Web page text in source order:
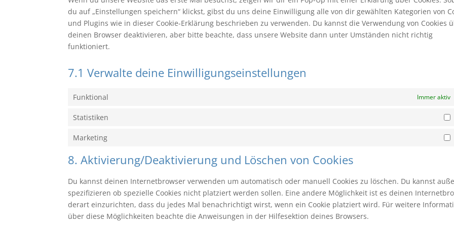
du auf „Einstellungen speichern“ klickst, gibst du uns deine Einwilligung alle von dir gewählten Kategorien von
und Plugins wie in dieser Cookie-Erklärung beschrieben zu verwenden. Du kannst die Verwendung von Cookies
deinen Browser deaktivieren, aber bitte beachte, dass unsere Website dann unter Umständen nicht richtig
funktioniert.
7.1 Verwalte deine Einwilligungseinstellungen
Funktional Immer aktiv
Statistiken
Marketing
8. Aktivierung/Deaktivierung und Löschen von Cookies
Du kannst deinen Internetbrowser verwenden um automatisch oder manuell Cookies zu löschen. Du kannst
spezifizieren ob spezielle Cookies nicht platziert werden sollen. Eine andere Möglichkeit ist es deinen
derart einzurichten, dass du jedes Mal benachrichtigt wirst, wenn ein Cookie platziert wird. Für weitere
über diese Möglichkeiten beachte die Anweisungen in der Hilfesektion deines Browsers.